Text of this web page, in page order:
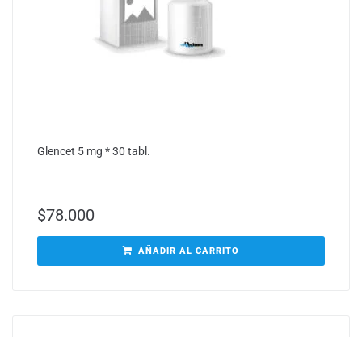
Glencet 5 mg * 30 tabl.
$78.000
AÑADIR AL CARRITO